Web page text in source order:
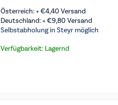
Österreich: +€4,40 Versand
Deutschland: +€9,80 Versand
Selbstabholung in Steyr möglich
Verfügbarkeit: Lagernd